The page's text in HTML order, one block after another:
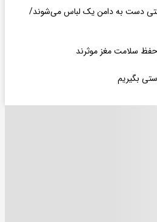
دست به دامن یک لباس می‌شوند/
سلامت مغز موثرند
بگیریم